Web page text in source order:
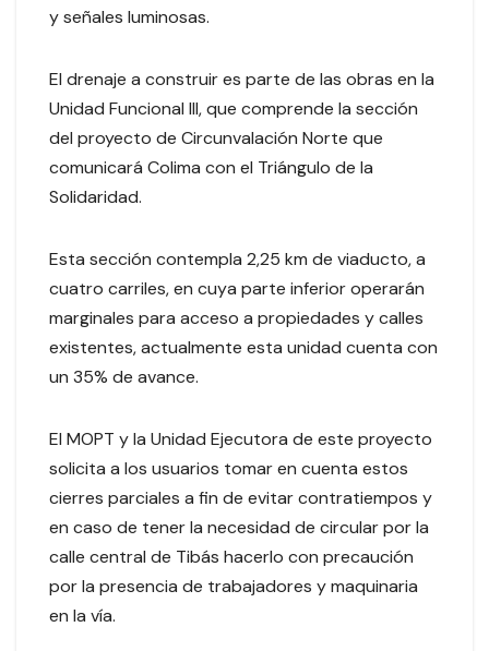
y señales luminosas.
El drenaje a construir es parte de las obras en la
Unidad Funcional III, que comprende la sección
del proyecto de Circunvalación Norte que
comunicará Colima con el Triángulo de la
Solidaridad.
Esta sección contempla 2,25 km de viaducto, a
cuatro carriles, en cuya parte inferior operarán
marginales para acceso a propiedades y calles
existentes, actualmente esta unidad cuenta con
un 35% de avance.
El MOPT y la Unidad Ejecutora de este proyecto
solicita a los usuarios tomar en cuenta estos
cierres parciales a fin de evitar contratiempos y
en caso de tener la necesidad de circular por la
calle central de Tibás hacerlo con precaución
por la presencia de trabajadores y maquinaria
en la vía.